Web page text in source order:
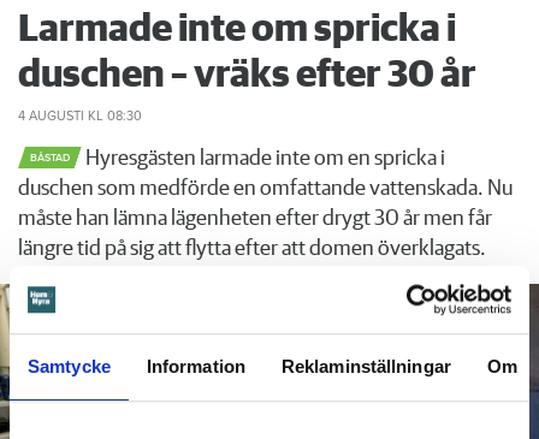
Samtycke Information Reklaminställningar Om
Larmade inte om spricka i
duschen – vräks efter 30 år
4 AUGUSTI KL 08:30
BÅSTAD
Hyresgästen larmade inte om en spricka i
duschen som medförde en omfattande vattenskada. Nu
måste han lämna lägenheten efter drygt 30 år men får
längre tid på sig att flytta efter att domen överklagats.